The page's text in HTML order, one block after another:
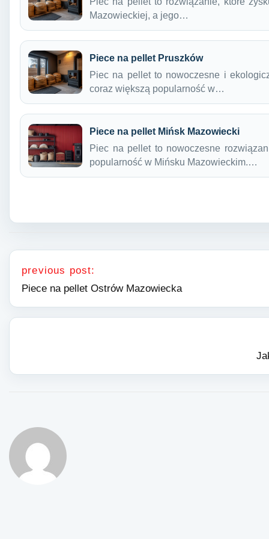
Mazowieckiej, a jego…
Piece na pellet Pruszków
Piec na pellet to nowoczesne i
coraz większą popularność w…
Piece na pellet Mińsk Mazowiecki
Piec na pellet to nowoczesne
popularność w Mińsku Mazowieckim.…
Nawigacja wpisu
previous post:
Piece na pellet Ostrów Mazowiecka